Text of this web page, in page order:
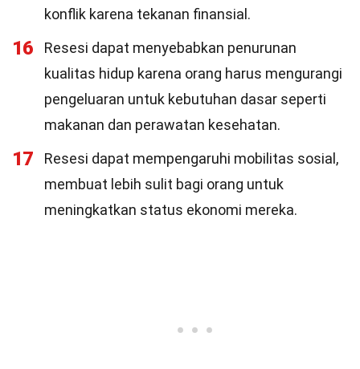
konflik karena tekanan finansial.
16
Resesi dapat menyebabkan penurunan
kualitas hidup karena orang harus mengurangi
pengeluaran untuk kebutuhan dasar seperti
makanan dan perawatan kesehatan.
17
Resesi dapat mempengaruhi mobilitas sosial,
membuat lebih sulit bagi orang untuk
meningkatkan status ekonomi mereka.